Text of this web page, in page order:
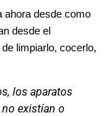
desde como
desde el
limpiarlo, cocerlo,
los aparatos
existían o